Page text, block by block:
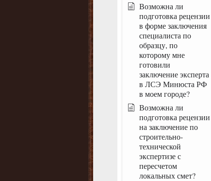
Возможна ли
подготовка рецензии
в форме заключения
специалиста по
образцу, по
которому мне
готовили
заключение эксперта
в ЛСЭ Минюста РФ
в моем городе?
Возможна ли
подготовка рецензии
на заключение по
строительно-
технической
экспертизе с
пересчетом
локальных смет?